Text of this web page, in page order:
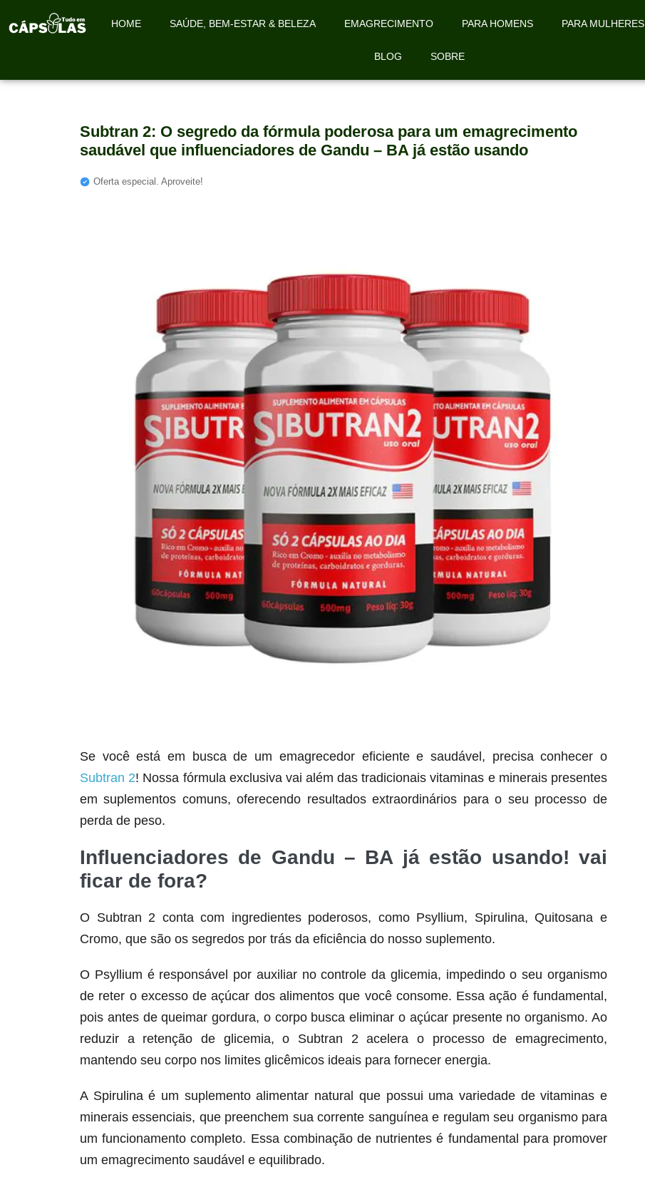
HOME SAÚDE, BEM-ESTAR & BELEZA EMAGRECIMENTO PARA HOMENS PARA MULHERES
BLOG SOBRE
Subtran 2: O segredo da fórmula poderosa para um emagrecimento
saudável que influenciadores de Gandu – BA já estão usando
Oferta especial. Aproveite!
Se você está em busca de um emagrecedor eficiente e saudável, precisa conhecer o
Subtran 2! Nossa fórmula exclusiva vai além das tradicionais vitaminas e minerais presentes
em suplementos comuns, oferecendo resultados extraordinários para o seu processo de
perda de peso.
Influenciadores de Gandu – BA já estão usando! vai
ficar de fora?
O Subtran 2 conta com ingredientes poderosos, como Psyllium, Spirulina, Quitosana e
Cromo, que são os segredos por trás da eficiência do nosso suplemento.
O Psyllium é responsável por auxiliar no controle da glicemia, impedindo o seu organismo
de reter o excesso de açúcar dos alimentos que você consome. Essa ação é fundamental,
pois antes de queimar gordura, o corpo busca eliminar o açúcar presente no organismo. Ao
reduzir a retenção de glicemia, o Subtran 2 acelera o processo de emagrecimento,
mantendo seu corpo nos limites glicêmicos ideais para fornecer energia.
A Spirulina é um suplemento alimentar natural que possui uma variedade de vitaminas e
minerais essenciais, que preenchem sua corrente sanguínea e regulam seu organismo para
um funcionamento completo. Essa combinação de nutrientes é fundamental para promover
um emagrecimento saudável e equilibrado.
Seca Já Detox – O Fim da gordura
localizada
Apenas 12x de R$19,78
Ver detalhes
Seca Já Detox – O Fim da gordura
localizada
Ver detalhes